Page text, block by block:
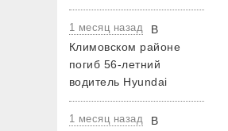
1 месяц назад
В
Климовском районе
погиб 56-летний
водитель Hyundai
1 месяц назад
В